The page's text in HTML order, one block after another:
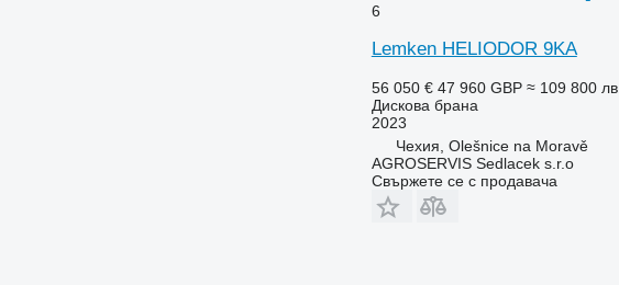
6
Lemken HELIODOR 9KA
56 050 € 47 960 GBP ≈ 109 800 лв.
Дискова брана
2023
Чехия, Olešnice na Moravě
AGROSERVIS Sedlacek s.r.o
Свържете се с продавача